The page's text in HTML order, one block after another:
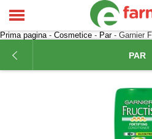
Prima pagina- Cosmetice - Par- Garnier
PAR